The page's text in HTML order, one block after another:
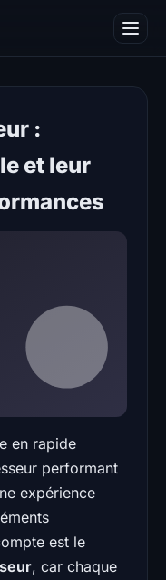
:
et leur
en rapide
performant
expérience
est le
, car chaque